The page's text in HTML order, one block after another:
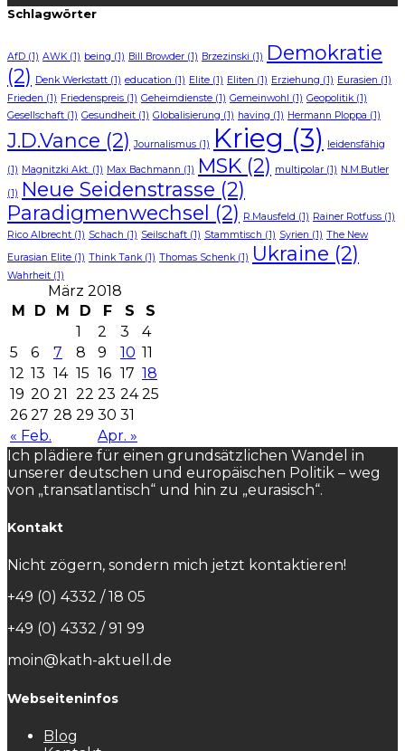
Schlagwörter
AfD (1) AWK(1) being (1) Bill Browder (1) Brzezinski (1) Demokratie
(2) Denk Werkstatt (1) education (1) Elite (1) Eliten (1) Erziehung (1) Eurasien (1)
Frieden (1) Friedenspreis (1) Geheimdienste (1) Gemeinwohl (1) Geopolitik(1)
Gesellschaft (1) Gesundheit (1) Globalisierung (1) having (1) Hermann Ploppa (1)
J.D.Vance (2) Journalismus (1) Krieg (3) leidensfähig
(1) Magnitzki Akt. (1) Max Bachmann (1) MSK (2) multipolar (1) N.M.Butler
(1) Neue Seidenstrasse (2)
Paradigmenwechsel (2) R.Mausfeld (1) Rainer Rotfuss (1)
Rico Albrecht (1) Schach (1) Seilschaft (1) Stammtisch (1) Syrien (1) The New
Eurasian Elite (1) Think Tank(1) Thomas Schenk(1) Ukraine (2)
Wahrheit (1)
März 2018
M
D M D F S S
« Feb. Apr. »
1 2 3
4
5
6 7 8 9 10 11
12 13 14 15 16 17 18
19 20 21 22 23 24 25
26 27 28 29 30 31
Ich plädiere für einen grundsätzlichen Wandel in
unserer deutschen und europäischen Politik – weg
von „transatlantisch“ und hin zu „eurasisch“.
Kontakt
Nicht zögern, sondern mich jetzt kontaktieren!
+49 (0) 4332 / 18 05
+49 (0) 4332 / 91 99
moin@kath-aktuell.de
Webseiteninfos
Blog